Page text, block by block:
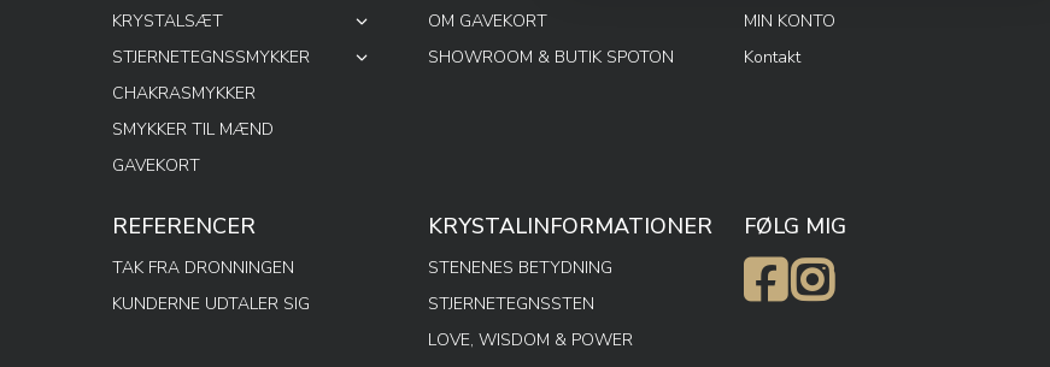
KRYSTALSÆT
STJERNETEGNSSMYKKER
CHAKRASMYKKER
SMYKKER TIL MÆND
GAVEKORT
OM GAVEKORT
SHOWROOM & BUTIK SPOTON
MIN KONTO
Kontakt
REFERENCER
TAK FRA DRONNINGEN
KUNDERNE UDTALER SIG
KRYSTALINFORMATIONER
STENENES BETYDNING
STJERNETEGNSSTEN
LOVE, WISDOM & POWER
FØLG MIG